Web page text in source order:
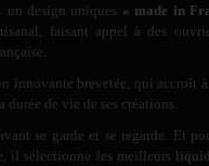
un design uniques « made in
faisant appel à des
innovante brevetée, qui accroît
de vie de ses créations.
se garde et se regarde. Et
il sélectionne les meilleurs